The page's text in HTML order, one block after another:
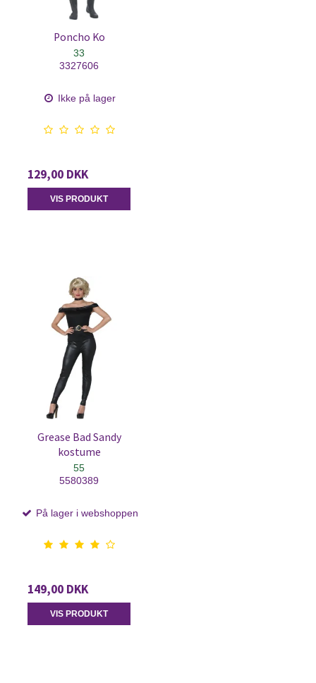
Poncho Ko
33
3327606
Ikke på lager
129,00 DKK
VIS PRODUKT
Grease Bad Sandy
kostume
55
5580389
På lager i webshoppen
149,00 DKK
VIS PRODUKT